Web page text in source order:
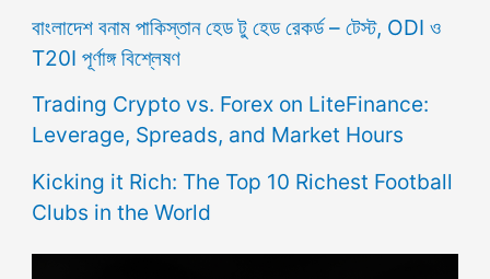
বাংলাদেশ বনাম পাকিস্তান হেড টু হেড রেকর্ড – টেস্ট, ODI ও
T20I পূর্ণাঙ্গ বিশ্লেষণ
Trading Crypto vs. Forex on LiteFinance:
Leverage, Spreads, and Market Hours
Kicking it Rich: The Top 10 Richest Football
Clubs in the World